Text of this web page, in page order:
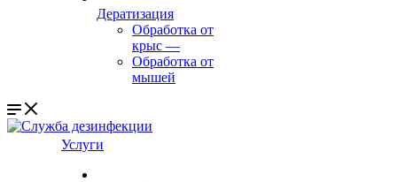
Дератизация
Обработка от
крыс —
Обработка от
мышей
Услуги